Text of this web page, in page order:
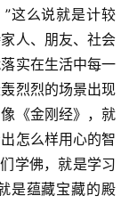
这么说就是计较
人、朋友、社会
实在生活中每一
烈烈的场景出现
《金刚经》，就
怎么样用心的智
学佛，就是学习
是蕴藏宝藏的殿